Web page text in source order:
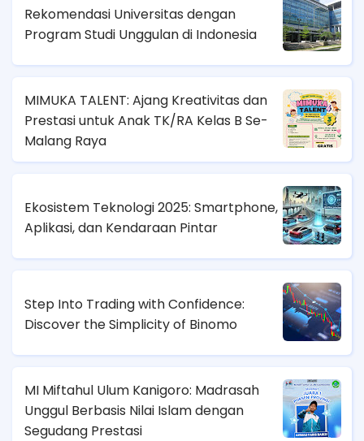
Rekomendasi Universitas dengan
Program Studi Unggulan di Indonesia
MIMUKA TALENT: Ajang Kreativitas dan
Prestasi untuk Anak TK/RA Kelas B Se-
Malang Raya
Ekosistem Teknologi 2025: Smartphone,
Aplikasi, dan Kendaraan Pintar
Step Into Trading with Confidence:
Discover the Simplicity of Binomo
MI Miftahul Ulum Kanigoro: Madrasah
Unggul Berbasis Nilai Islam dengan
Segudang Prestasi